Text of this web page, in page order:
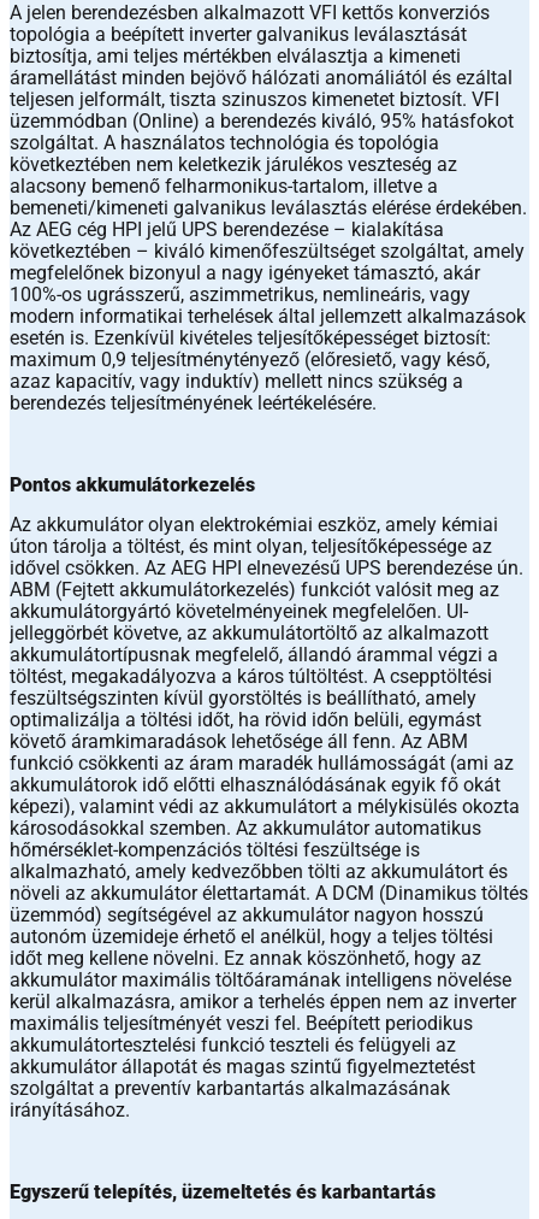
A jelen berendezésben alkalmazott VFI kettős konverziós
topológia a beépített inverter galvanikus leválasztását
biztosítja, ami teljes mértékben elválasztja a kimeneti
áramellátást minden bejövő hálózati anomáliától és ezáltal
teljesen jelformált, tiszta szinuszos kimenetet biztosít. VFI
üzemmódban (Online) a berendezés kiváló, 95% hatásfokot
szolgáltat. A használatos technológia és topológia
következtében nem keletkezik járulékos veszteség az
alacsony bemenő felharmonikus-tartalom, illetve a
bemeneti/kimeneti galvanikus leválasztás elérése érdekében.
Az AEG cég HPI jelű UPS berendezése – kialakítása
következtében – kiváló kimenőfeszültséget szolgáltat, amely
megfelelőnek bizonyul a nagy igényeket támasztó, akár
100%-os ugrásszerű, aszimmetrikus, nemlineáris, vagy
modern informatikai terhelések által jellemzett alkalmazások
esetén is. Ezenkívül kivételes teljesítőképességet biztosít:
maximum 0,9 teljesítménytényező (előresiető, vagy késő,
azaz kapacitív, vagy induktív) mellett nincs szükség a
berendezés teljesítményének leértékelésére.
Pontos akkumulátorkezelés
Az akkumulátor olyan elektrokémiai eszköz, amely kémiai
úton tárolja a töltést, és mint olyan, teljesítőképessége az
idővel csökken. Az AEG HPI elnevezésű UPS berendezése ún.
ABM (Fejtett akkumulátorkezelés) funkciót valósit meg az
akkumulátorgyártó követelményeinek megfelelően. UI-
jelleggörbét követve, az akkumulátortöltő az alkalmazott
akkumulátortípusnak megfelelő, állandó árammal végzi a
töltést, megakadályozva a káros túltöltést. A csepptöltési
feszültségszinten kívül gyorstöltés is beállítható, amely
optimalizálja a töltési időt, ha rövid időn belüli, egymást
követő áramkimaradások lehetősége áll fenn. Az ABM
funkció csökkenti az áram maradék hullámosságát (ami az
akkumulátorok idő előtti elhasználódásának egyik fő okát
képezi), valamint védi az akkumulátort a mélykisülés okozta
károsodásokkal szemben. Az akkumulátor automatikus
hőmérséklet-kompenzációs töltési feszültsége is
alkalmazható, amely kedvezőbben tölti az akkumulátort és
növeli az akkumulátor élettartamát. A DCM (Dinamikus töltés
üzemmód) segítségével az akkumulátor nagyon hosszú
autonóm üzemideje érhető el anélkül, hogy a teljes töltési
időt meg kellene növelni. Ez annak köszönhető, hogy az
akkumulátor maximális töltőáramának intelligens növelése
kerül alkalmazásra, amikor a terhelés éppen nem az inverter
maximális teljesítményét veszi fel. Beépített periodikus
akkumulátortesztelési funkció teszteli és felügyeli az
akkumulátor állapotát és magas szintű figyelmeztetést
szolgáltat a preventív karbantartás alkalmazásának
irányításához.
Egyszerű telepítés, üzemeltetés és karbantartás